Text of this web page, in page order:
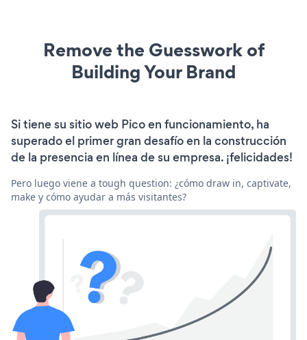
Remove the Guesswork of
Building Your Brand
Si tiene su sitio web Pico en funcionamiento, ha
superado el primer gran desafío en la construcción
de la presencia en línea de su empresa. ¡felicidades!
Pero luego viene a tough question: ¿cómo draw in, captivate,
make y cómo ayudar a más visitantes?